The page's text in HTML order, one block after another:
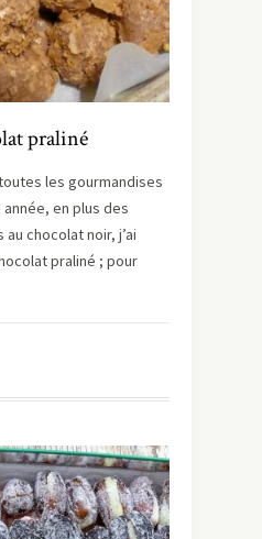
praliné
les gourmandises
en plus des
chocolat noir, j’ai
praliné ; pour